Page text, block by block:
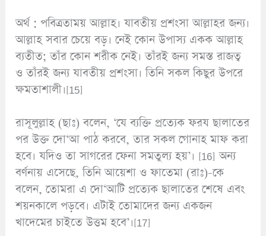
অর্থ : পবিত্রতাময় আল্লাহ। যাবতীয় প্রশংসা আল্লাহর জন্য।
আল্লাহ সবার চেয়ে বড়। নেই কোন উপাস্য একক আল্লাহ
ব্যতীত; তাঁর কোন শরীক নেই। তাঁরই জন্য সমস্ত রাজত্ব
ও তাঁরই জন্য যাবতীয় প্রশংসা। তিনি সকল কিছুর উপরে
ক্ষমতাশালী।[15]
রাসূলুল্লাহ (ছাঃ) বলেন, ‘যে ব্যক্তি প্রত্যেক ফরয ছালাতের
পর উক্ত দো‘আ পাঠ করবে, তার সকল গোনাহ মাফ করা
হবে। যদিও তা সাগরের ফেনা সমতুল্য হয়’। [16] অন্য
বর্ণনায় এসেছে, তিনি আয়েশা ও ফাতেমা (রাঃ)-কে
বলেন, তোমরা এ দো‘আটি প্রত্যেক ছালাতের শেষে এবং
শয়নকালে পড়বে। এটাই তোমাদের জন্য একজন
খাদেমের চাইতে উত্তম হবে’।[17]